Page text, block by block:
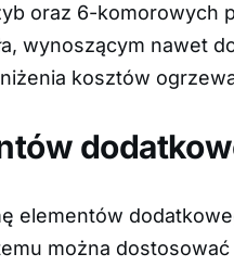
oraz 6-komorowych
wynoszącym nawet
kosztów
elementów
można